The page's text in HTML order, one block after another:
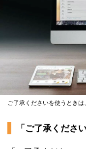
ご了承くださいを使うとき
「ご了承くださ